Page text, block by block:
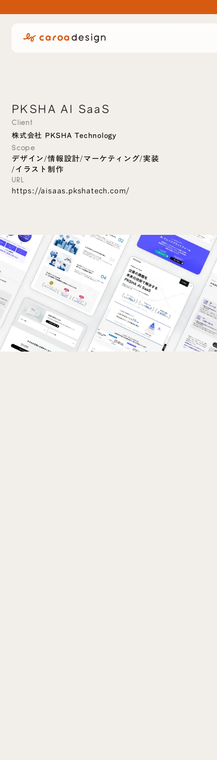
PKSHA AI SaaS
Client
株式会社 PKSHA Technology
Scope
デザイン/情報設計/マーケティング/実装
/イラスト制作
URL
https://aisaas.pkshatech.com/